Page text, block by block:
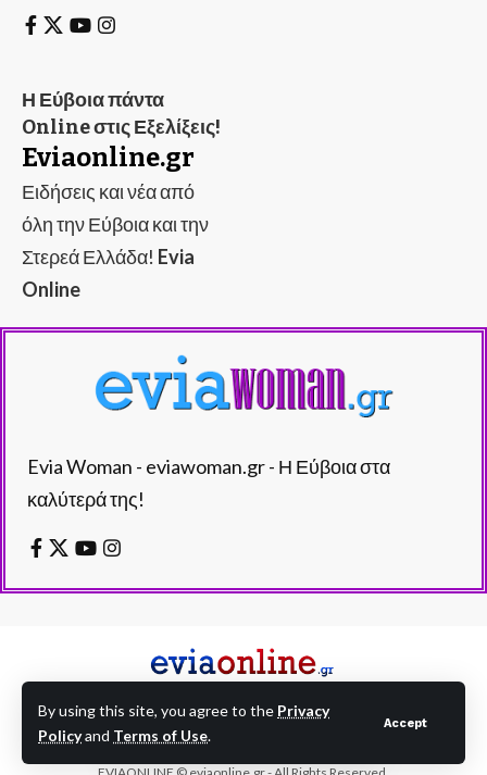
By using this site, you agree to the Privacy
Policyand Terms of Use.
Accept
Η Εύβοια πάντα
Online στις Εξελίξεις!
Eviaonline.gr
Ειδήσεις και νέα από
όλη την Εύβοια και την
Στερεά Ελλάδα! Evia
Online
Evia Woman - eviawoman.gr - Η Εύβοια στα
καλύτερά της!